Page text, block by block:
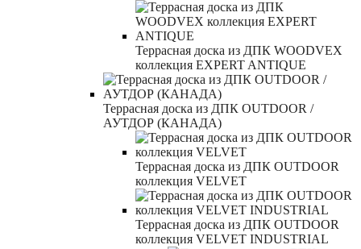
Террасная доска из ДПК WOODVEX
коллекция EXPERT ANTIQUE
Террасная доска из ДПК OUTDOOR /
АУТДОР (КАНАДА)
Террасная доска из ДПК OUTDOOR
коллекция VELVET
Террасная доска из ДПК OUTDOOR
коллекция VELVET INDUSTRIAL